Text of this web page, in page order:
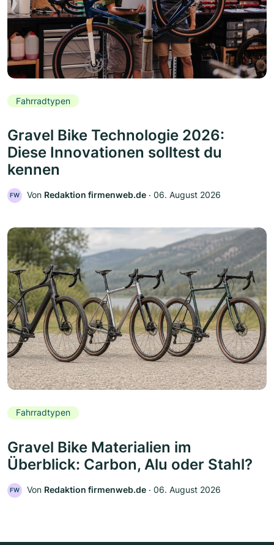
Fahrradtypen
Gravel Bike Technologie 2026:
Diese Innovationen solltest du
kennen
FW Von Redaktion firmenweb.de ‧ 06. August 2026
Fahrradtypen
Gravel Bike Materialien im
Überblick: Carbon, Alu oder Stahl?
FW Von Redaktion firmenweb.de ‧ 06. August 2026